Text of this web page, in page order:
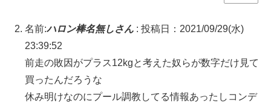
名前:ハロン棒名無しさん : 投稿日：2021/09/29(水)
23:39:52
前走の敗因がプラス12kgと考えた奴らが数字だけ見て
買ったんだろうな
休み明けなのにプール調教してる情報あったしコンデ